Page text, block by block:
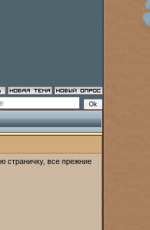
страничку, все прежние